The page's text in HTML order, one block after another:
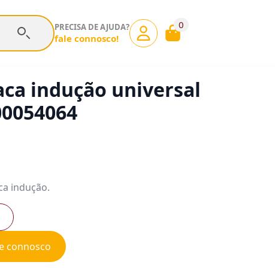
PRECISA DE AJUDA?
fale connosco!
0
indução universal
indução.
connosco